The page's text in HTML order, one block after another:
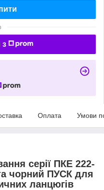
з
Оплата Умови
серії ПКЕ 222-
чорний ПУСК для
ланцюгів